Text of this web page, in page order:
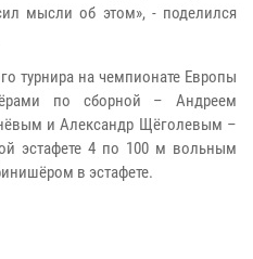
мысли об этом», - поделился
турнира на чемпионате Европы
по сборной – Андреем
и Александр Щёголевым –
эстафете 4 по 100 м вольным
в эстафете.